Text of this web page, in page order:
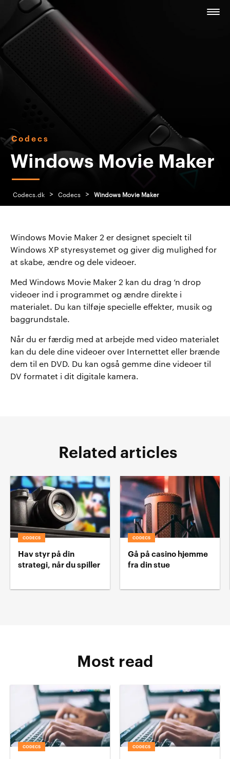
Codecs
Windows Movie Maker
Codecs.dk > Codecs > Windows Movie Maker
Windows Movie Maker 2 er designet specielt til
Windows XP styresystemet og giver dig mulighed for
at skabe, ændre og dele videoer.
Med Windows Movie Maker 2 kan du drag ‘n drop
videoer ind i programmet og ændre direkte i
materialet. Du kan tilføje specielle effekter, musik og
baggrundstale.
Når du er færdig med at arbejde med video materialet
kan du dele dine videoer over Internettet eller brænde
dem til en DVD. Du kan også gemme dine videoer til
DV formatet i dit digitale kamera.
Related articles
CODECS
Hav styr på din
strategi, når du spiller
CODECS
Gå på casino hjemme
fra din stue
Most read
CODECS CODECS